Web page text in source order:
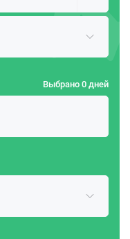
Выбрано 0 дней